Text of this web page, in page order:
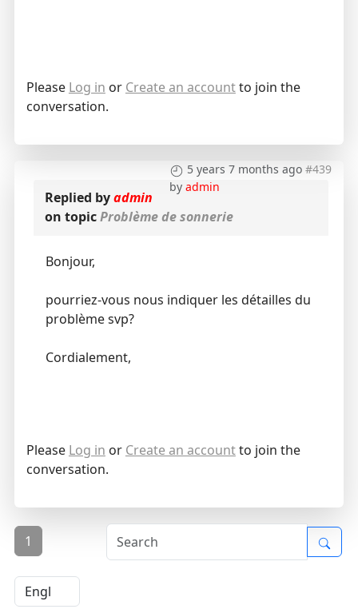
Please Log in or Create an accountto join the
conversation.
5 years 7 months ago #439
byadmin
Replied byadmin
on topicProblème de sonnerie
Bonjour,
pourriez-vous nous indiquer les détailles du
problème svp?
Cordialement,
Please Log in or Create an accountto join the
conversation.
1